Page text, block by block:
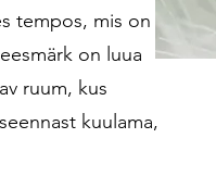
tempos, mis on
on luua
ruum, kus
kuulama,